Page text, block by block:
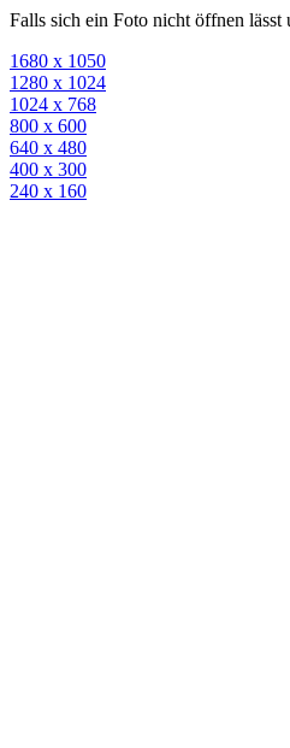
Falls sich ein Foto nicht öffnen
1680 x 1050
1280 x 1024
1024 x 768
800 x 600
640 x 480
400 x 300
240 x 160